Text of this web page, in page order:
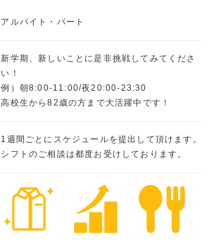
アルバイト・パート
新学期、新しいことに是非挑戦してみてくださ
い！
例）朝8:00‐11:00/夜20:00-23:30
高校生から82歳の方まで大活躍中です！
1週間ごとにスケジュールを提出して頂けます。
シフトのご相談は都度お受けしております。